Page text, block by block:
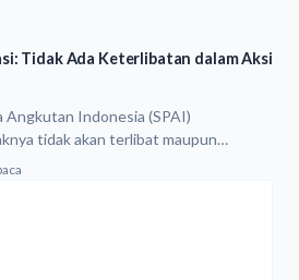
Tidak Ada Keterlibatan dalam Aksi
Angkutan Indonesia (SPAI)
tidak akan terlibat maupun…